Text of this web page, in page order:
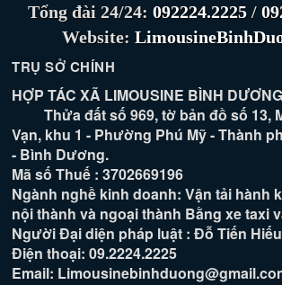
Tổng đài 24/24: 092224.2225 /
Website:
TRỤ SỞ CHÍNH
HỢP TÁC XÃ LIMOUSINE BÌNH DƯƠNG
Thửa đất số 969, tờ bản đồ số 13,
Vạn, khu 1 - Phường Phú Mỹ - Thành
- Bình Dương.
Mã số Thuế : 3702669196
Ngành nghề kinh doanh: Vận tải hành
nội thành và ngoại thành Bằng xe taxi
Người Đại diện pháp luật : Đỗ Tiến Hiếu
Điện thoại: 09.2224.2225
Email: